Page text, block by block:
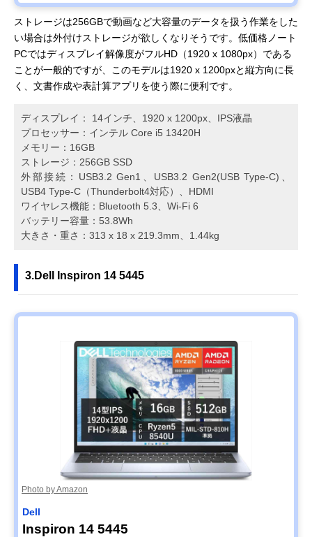
ストレージは256GBで動画など大容量のデータを扱う作業をした
い場合は外付けストレージが欲しくなりそうです。低価格ノート
PCではディスプレイ解像度がフルHD（1920 x 1080px）である
ことが一般的ですが、このモデルは1920 x 1200pxと縦方向に長
く、文書作成や表計算アプリを使う際に便利です。
ディスプレイ： 14インチ、1920 x 1200px、IPS液晶
プロセッサー：インテル Core i5 13420H
メモリー：16GB
ストレージ：256GB SSD
外部接続：USB3.2 Gen1、USB3.2 Gen2(USB Type-C)、
USB4 Type-C（Thunderbolt4対応）、HDMI
ワイヤレス機能：Bluetooth 5.3、Wi-Fi 6
バッテリー容量：53.8Wh
大きさ・重さ：313 x 18 x 219.3mm、1.44kg
3.Dell Inspiron 14 5445
Photo by Amazon
Dell
Inspiron 14 5445